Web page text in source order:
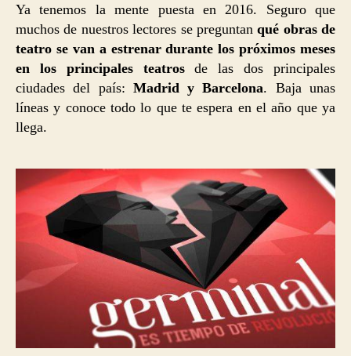
Ya tenemos la mente puesta en 2016. Seguro que
muchos de nuestros lectores se preguntanqué obras de
teatro se van a estrenar durante los próximos meses
en los principales teatrosde las dos principales
ciudades del país: Madrid y Barcelona. Baja unas
líneas y conoce todo lo que te espera en el año que ya
llega.